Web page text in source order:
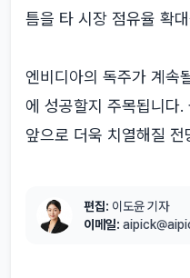
틈을 타 시장 점유율 확
엔비디아의 독주가 계속
에 성공할지 주목됩니다
앞으로 더욱 치열해질 전
편집: 이도윤 기자
이메일: